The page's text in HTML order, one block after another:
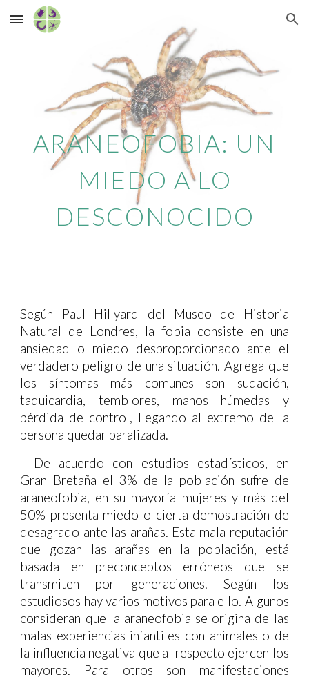
Skip to main content Skip to navigation
ARANEOFOBIA: UN
MIEDO A LO
DESCONOCIDO
Según Paul Hillyard del Museo de Historia
Natural de Londres, la fobia consiste en una
ansiedad o miedo desproporcionado ante el
verdadero peligro de una situación. Agrega que
los síntomas más comunes son sudación,
taquicardia, temblores, manos húmedas y
pérdida de control, llegando al extremo de la
persona quedar paralizada.
De acuerdo con estudios estadísticos, en
Gran Bretaña el 3% de la población sufre de
araneofobia, en su mayoría mujeres y más del
50% presenta miedo o cierta demostración de
desagrado ante las arañas. Esta mala reputación
que gozan las arañas en la población, está
basada en preconceptos erróneos que se
transmiten por generaciones. Según los
estudiosos hay varios motivos para ello. Algunos
consideran que la araneofobia se origina de las
malas experiencias infantiles con animales o de
la influencia negativa que al respecto ejercen los
mayores. Para otros son manifestaciones